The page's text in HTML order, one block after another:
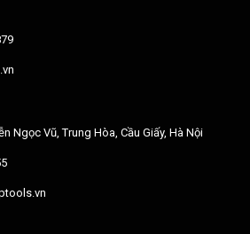
Ngọc Vũ, Trung Hòa, Cầu Giấy, Hà Nội